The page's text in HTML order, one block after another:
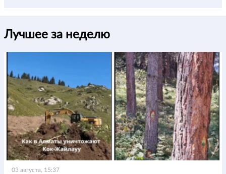
Лучшее за неделю
03 августа, 15:37